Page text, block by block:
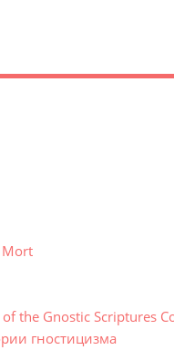
Mort
the Gnostic Scriptures
гностицизма